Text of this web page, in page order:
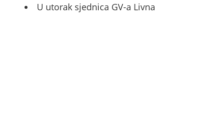
U utorak sjednica GV-a Livna